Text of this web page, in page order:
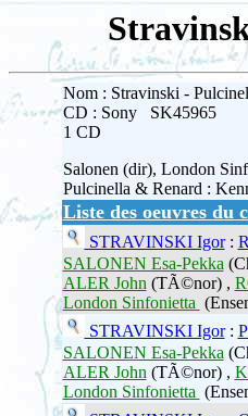
Nom : Stravinski -
CD : Sony SK45965
1 CD
Salonen (dir), London
Pulcinella & Renard :
Liste des oeuvres du
STRAVINSKI Igor:
SALONEN Esa-Pekka
ALER John(TÃ©nor) ,
London Sinfonietta
STRAVINSKI Igor:
SALONEN Esa-Pekka
ALER John(TÃ©nor) ,
London Sinfonietta